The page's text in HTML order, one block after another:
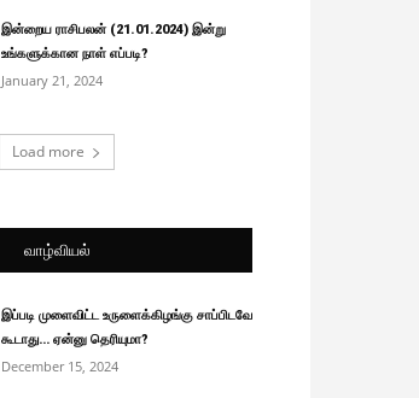
இன்றைய ராசிபலன் (21.01.2024) இன்று
உங்களுக்கான நாள் எப்படி?
January 21, 2024
Load more
வாழ்வியல்
இப்படி முளைவிட்ட உருளைக்கிழங்கு சாப்பிடவே
கூடாது… ஏன்னு தெரியுமா?
December 15, 2024